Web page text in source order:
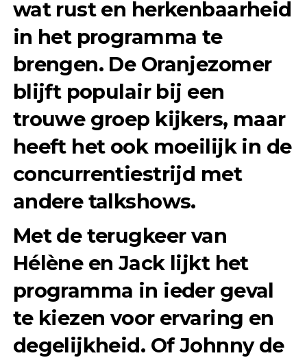
wat rust en herkenbaarheid
in het programma te
brengen. De Oranjezomer
blijft populair bij een
trouwe groep kijkers, maar
heeft het ook moeilijk in de
concurrentiestrijd met
andere talkshows.
Met de terugkeer van
Hélène en Jack lijkt het
programma in ieder geval
te kiezen voor ervaring en
degelijkheid. Of Johnny de